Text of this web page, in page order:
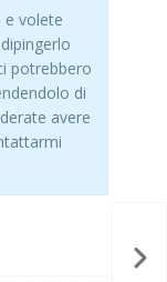
e volete
potrebbero
di
avere